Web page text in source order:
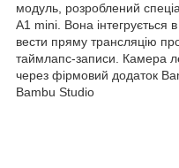
модуль, розроблений
A1 mini. Вона інтегрується
вести пряму трансляцію
таймлапс-записи. Камера
через фірмовий додаток
Bambu Studio